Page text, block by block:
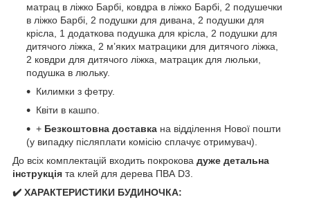
матрац в ліжко Барбі, ковдра в ліжко Барбі, 2 подушечки
в ліжко Барбі, 2 подушки для дивана, 2 подушки для
крісла, 1 додаткова подушка для крісла, 2 подушки для
дитячого ліжка, 2 м’яких матрацики для дитячого ліжка,
2 ковдри для дитячого ліжка, матрацик для люльки,
подушка в люльку.
Килимки з фетру.
Квіти в кашпо.
+ Безкоштовна доставка на відділення Нової пошти
(у випадку післяплати комісію сплачує отримувач).
До всіх комплектацій входить покрокова дуже детальна
інструкція та клей для дерева ПВА D3.
✔️ ХАРАКТЕРИСТИКИ БУДИНОЧКА: